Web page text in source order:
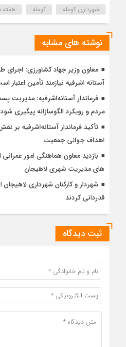
شهرداری کومله کومله هفته
نوشته های مشابه
معاون وزیر جهاد کشاورزی:
آستانه اشرفیه نیازمند تأمین اعتبار
فرماندار آستانه‌اشرفیه: مدیریت
مردم و رویکرد الگوسازانه پیگیری
تأکید فرماندار آستانه‌اشرفیه بر
اهداف جوانی جمعیت
بازدید معاون هماهنگی امور عمرانی
های مدیریت شهری لاهیجان
شهردار و کارکنان شهرداری
قدردانی کردند
ثبت دیدگاه